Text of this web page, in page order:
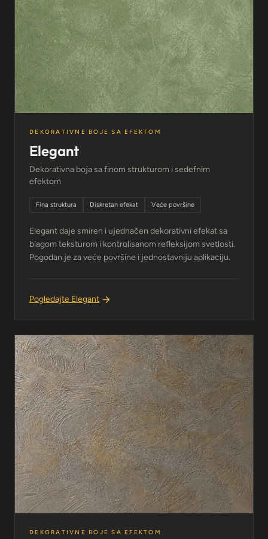
DEKORATIVNE BOJE SA EFEKTOM
Elegant
Dekorativna boja sa finom strukturom i sedefnim
efektom
Fina struktura Diskretan efekat Veće površine
Elegant daje smiren i ujednačen dekorativni efekat sa
blagom teksturom i kontrolisanom refleksijom svetlosti.
Pogodan je za veće površine i jednostavniju aplikaciju.
Pogledajte Elegant
DEKORATIVNE BOJE SA EFEKTOM